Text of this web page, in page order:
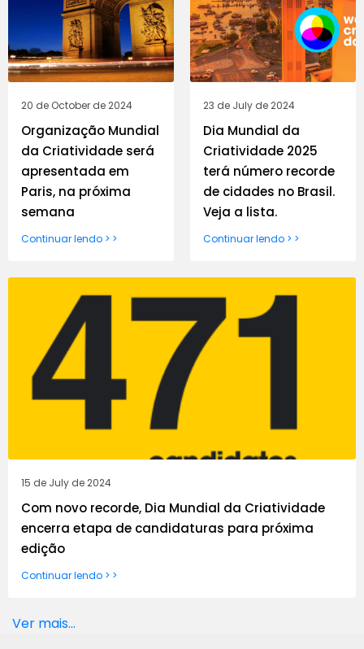
20 de October de 2024
Organização Mundial
da Criatividade será
apresentada em
Paris, na próxima
semana
Continuar lendo > >
23 de July de 2024
Dia Mundial da
Criatividade 2025
terá número recorde
de cidades no Brasil.
Veja a lista.
Continuar lendo > >
15 de July de 2024
Com novo recorde, Dia Mundial da Criatividade
encerra etapa de candidaturas para próxima
edição
Continuar lendo > >
Ver mais...